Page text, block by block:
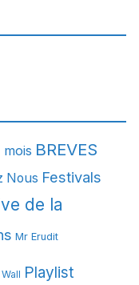
BREVES
Nous Festivals
de la
Mr Erudit
Playlist